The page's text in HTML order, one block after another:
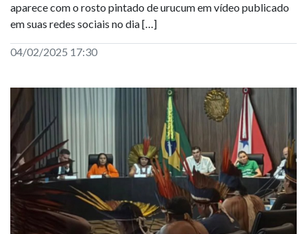
aparece com o rosto pintado de urucum em vídeo publicado
em suas redes sociais no dia […]
04/02/2025 17:30